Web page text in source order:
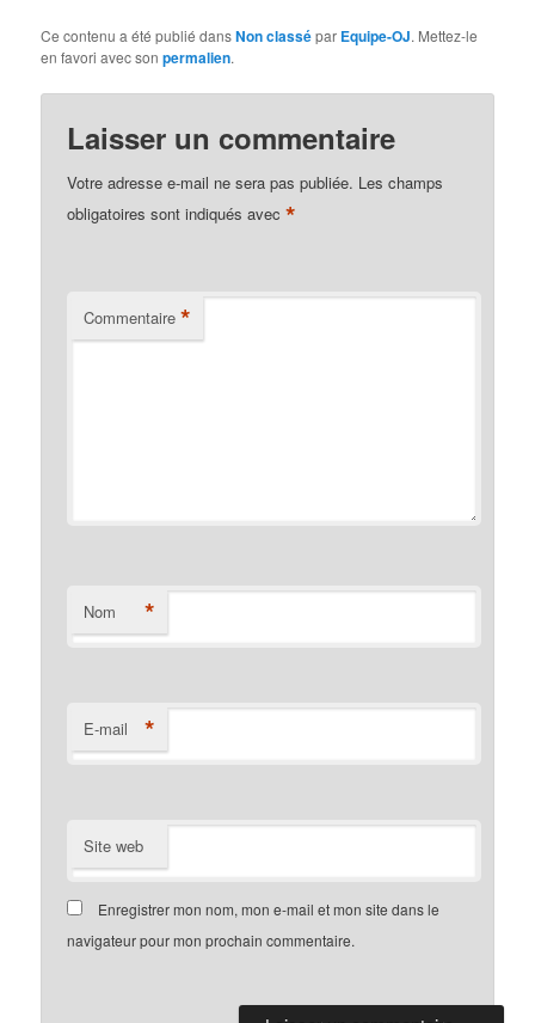
Ce contenu a été publié dansNon classépar Equipe-OJ. Mettez-le
en favori avec sonpermalien.
Laisser un commentaire
Votre adresse e-mail ne sera pas publiée. Les champs
obligatoires sont indiqués avec*
Commentaire *
Nom *
E-mail *
Site web
Enregistrer mon nom, mon e-mail et mon site dans le
navigateur pour mon prochain commentaire.